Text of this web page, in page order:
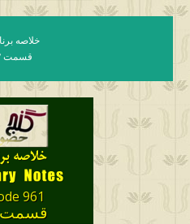
خلاصه
قسمت ۹۶۲
961
قسمت ۹۶۱